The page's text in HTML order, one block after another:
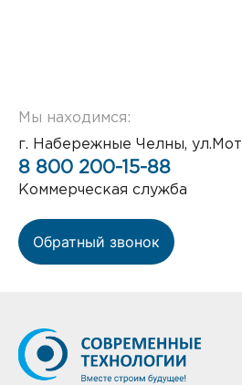
Мы находимся:
г. Набережные Челны,
8 800 200-15-88
Коммерческая служба
Обратный звонок